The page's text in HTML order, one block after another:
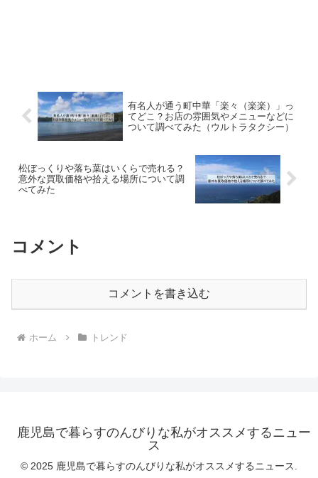
有名人が通う町中華「楽々（楽楽）」っ
てどこ？お店の雰囲気やメニューなどに
ついて調べてみた（ウルトラタクシー）
松ぼっくりや落ち葉はいくらで売れる？
意外な買取価格や拾える場所について調
べてみた
コメント
コメントを書き込む
ホーム トレンド
鹿児島で暮らすのんびりな私がオススメするニュー
ス
© 2025 鹿児島で暮らすのんびりな私がオススメするニュース.